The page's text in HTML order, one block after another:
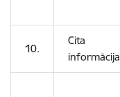
10.
Cita
informācija